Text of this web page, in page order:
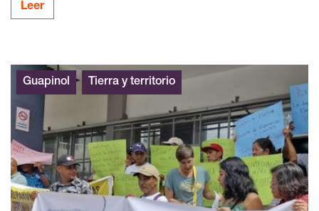
Leer
Guapinol Tierra y territorio